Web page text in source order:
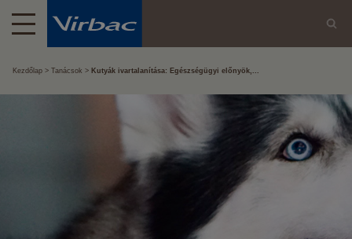
Kezdőlap Tanácsok Kutyák ivartalanítása: Egészségügyi előnyök,...